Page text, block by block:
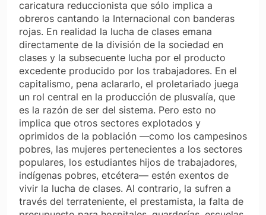
caricatura reduccionista que sólo implica a
obreros cantando la Internacional con banderas
rojas. En realidad la lucha de clases emana
directamente de la división de la sociedad en
clases y la subsecuente lucha por el producto
excedente producido por los trabajadores. En el
capitalismo, pena aclararlo, el proletariado juega
un rol central en la producción de plusvalía, que
es la razón de ser del sistema. Pero esto no
implica que otros sectores explotados y
oprimidos de la población —como los campesinos
pobres, las mujeres pertenecientes a los sectores
populares, los estudiantes hijos de trabajadores,
indígenas pobres, etcétera— estén exentos de
vivir la lucha de clases. Al contrario, la sufren a
través del terrateniente, el prestamista, la falta de